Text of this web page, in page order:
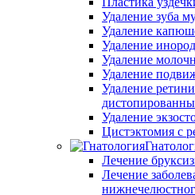
Удаление зуба
Удаление
Удаление
Удаление
Удаление
Удаление
Удаление
Цистэктомия с
Лечение
Лечение